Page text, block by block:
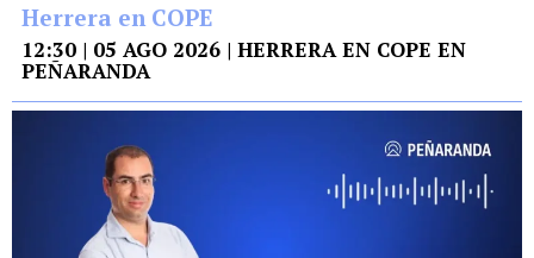
Herrera en COPE
12:30 | 05 AGO 2026 | HERRERA EN COPE EN
PEÑARANDA